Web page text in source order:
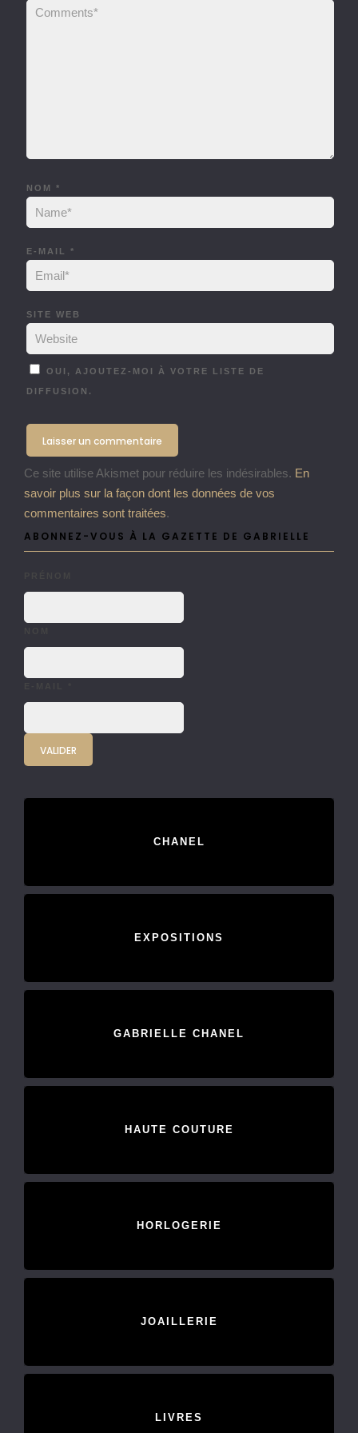
NOM *
E-MAIL *
SITE WEB
OUI, AJOUTEZ-MOI À VOTRE LISTE DE
DIFFUSION.
Ce site utilise Akismet pour réduire les indésirables. En
savoir plus sur la façon dont les données de vos
commentaires sont traitées.
ABONNEZ-VOUS À LA GAZETTE DE GABRIELLE
CHANEL
EXPOSITIONS
GABRIELLE CHANEL
HAUTE COUTURE
HORLOGERIE
JOAILLERIE
LIVRES